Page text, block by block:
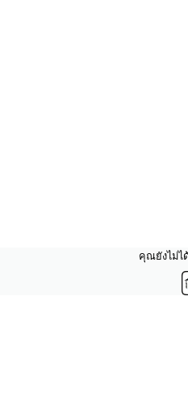
คุณยังไม่ไ